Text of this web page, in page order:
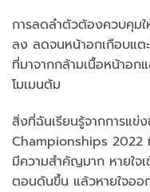
การลดลำตัวต้องควบคุมใ
ลง ลดจนหน้าอกเกือบแต
ที่มาจากกล้ามเนื้อหน้าอก
โมเมนตัม
สิ่งที่ฉันเรียนรู้จากการแ
Championships 2022
มีความสำคัญมาก หายใจ
ตอนดันขึ้น แล้วหายใจออ